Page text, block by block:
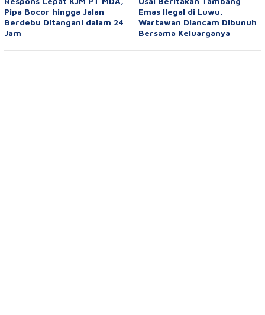
Pipa Bocor hingga Jalan
Berdebu Ditangani dalam 24
Jam
Emas Ilegal di Luwu,
Wartawan Diancam Dibunuh
Bersama Keluarganya